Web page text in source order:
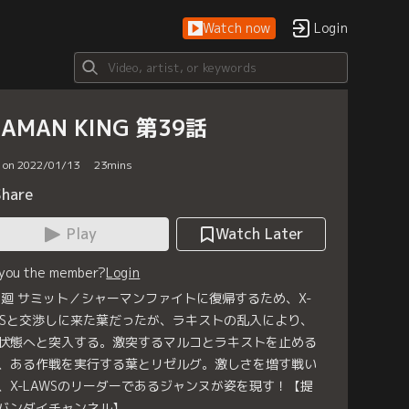
Watch now Login
KING 第39話
on 2022/01/13 23mins
Play
Watch Later
the member?Login
サミット／シャーマンファイトに復帰するため、X-
と交渉しに来た葉だったが、ラキストの乱入により、
態へと突入する。激突するマルコとラキストを止める
ある作戦を実行する葉とリゼルグ。激しさを増す戦い
X-LAWSのリーダーであるジャンヌが姿を現す！【提